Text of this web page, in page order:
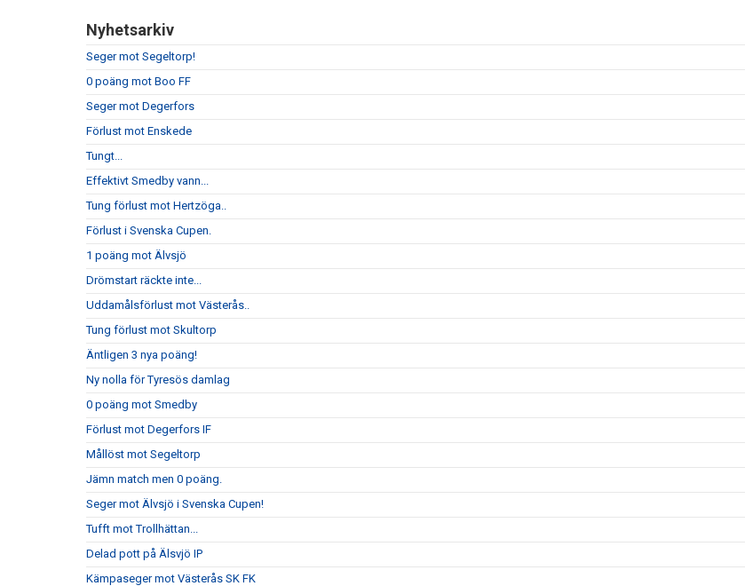
Nyhetsarkiv
Seger mot Segeltorp!
0 poäng mot Boo FF
Seger mot Degerfors
Förlust mot Enskede
Tungt...
Effektivt Smedby vann...
Tung förlust mot Hertzöga..
Förlust i Svenska Cupen.
1 poäng mot Älvsjö
Drömstart räckte inte...
Uddamålsförlust mot Västerås..
Tung förlust mot Skultorp
Äntligen 3 nya poäng!
Ny nolla för Tyresös damlag
0 poäng mot Smedby
Förlust mot Degerfors IF
Mållöst mot Segeltorp
Jämn match men 0 poäng.
Seger mot Älvsjö i Svenska Cupen!
Tufft mot Trollhättan...
Delad pott på Älsvjö IP
Kämpaseger mot Västerås SK FK